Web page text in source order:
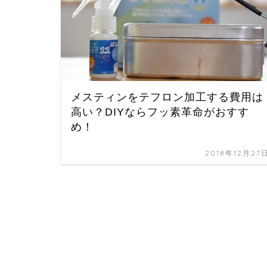
メスティンをテフロン加工する費用は
高い？DIYならフッ素革命がおすす
め！
2018年12月27